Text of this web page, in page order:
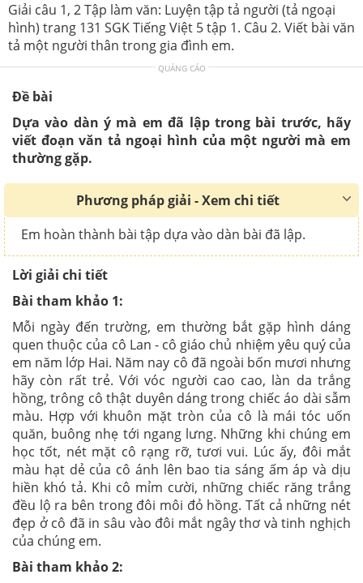
Giải câu 1, 2 Tập làm văn: Luyện tập tả người (tả ngoại
hình) trang 131 SGK Tiếng Việt 5 tập 1. Câu 2. Viết bài văn
tả một người thân trong gia đình em.
QUẢNG CÁO
Đề bài
Dựa vào dàn ý mà em đã lập trong bài trước, hãy
viết đoạn văn tả ngoại hình của một người mà em
thường gặp.
Phương pháp giải - Xem chi tiết
Em hoàn thành bài tập dựa vào dàn bài đã lập.
Lời giải chi tiết
Bài tham khảo 1:
Mỗi ngày đến trường, em thường bắt gặp hình dáng
quen thuộc của cô Lan - cô giáo chủ nhiệm yêu quý của
em năm lớp Hai. Năm nay cô đã ngoài bốn mươi nhưng
hãy còn rất trẻ. Với vóc người cao cao, làn da trắng
hồng, trông cô thật duyên dáng trong chiếc áo dài sẫm
màu. Hợp với khuôn mặt tròn của cô là mái tóc uốn
quăn, buông nhẹ tới ngang lưng. Những khi chúng em
học tốt, nét mặt cô rạng rỡ, tươi vui. Lúc ấy, đôi mắt
màu hạt dẻ của cô ánh lên bao tia sáng ấm áp và dịu
hiền khó tả. Khi cô mỉm cười, những chiếc răng trắng
đều lộ ra bên trong đôi môi đỏ hồng. Tất cả những nét
đẹp ở cô đã in sâu vào đôi mắt ngây thơ và tinh nghịch
của chúng em.
Bài tham khảo 2: